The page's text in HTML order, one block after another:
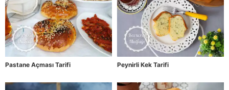
Pastane Açması Tarifi Peynirli Kek Tarifi